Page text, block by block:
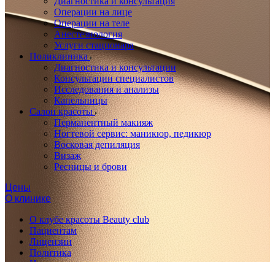
Операции на лице
Операции на теле
Анестезиология
Услуги стационара
Поликлиника
Диагностика и консультации
Консультации специалистов
Исследования и анализы
Капельницы
Салон красоты
Перманентный макияж
Ногтевой сервис: маникюр, педикюр
Восковая депиляция
Визаж
Ресницы и брови
Цены
О клинике
О клубе красоты Beauty club
Пациентам
Лицензии
Политика